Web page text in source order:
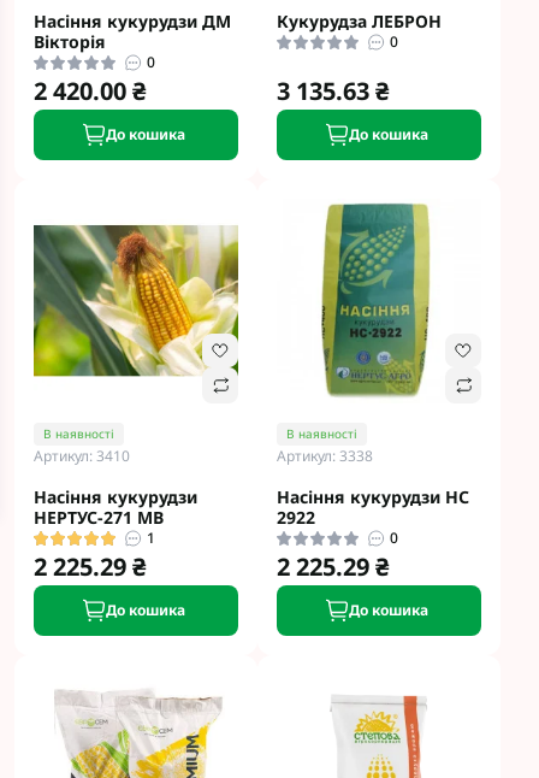
Насіння кукурудзи ДМ
Вікторія
0
2 420.00 ₴
До кошика
Кукурудза ЛЕБРОН
0
3 135.63 ₴
До кошика
В наявності
Артикул: 3410
Насіння кукурудзи
НЕРТУС-271 МВ
1
2 225.29 ₴
До кошика
В наявності
Артикул: 3338
Насіння кукурудзи НС
2922
0
2 225.29 ₴
До кошика